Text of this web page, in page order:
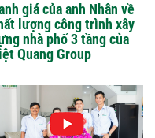
giá của anh Nhân về
lượng công trình xây
nhà phố 3 tầng của
Quang Group